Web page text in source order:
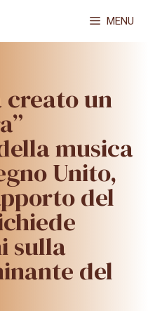
MENU
creato un
musica
Unito,
del
sulla
del